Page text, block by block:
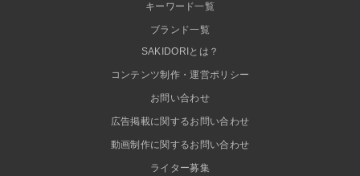
キーワード一覧
ブランド一覧
SAKIDORIとは？
コンテンツ制作・運営ポリシー
お問い合わせ
広告掲載に関するお問い合わせ
動画制作に関するお問い合わせ
ライター募集